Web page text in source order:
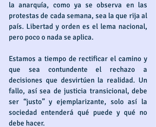
la anarquía, como ya se observa en las
protestas de cada semana, sea la que rija al
país. Libertad y orden es el lema nacional,
pero poco o nada se aplica.
Estamos a tiempo de rectificar el camino y
que sea contundente el rechazo a
decisiones que desvirtúen la realidad. Un
fallo, así sea de justicia transicional, debe
ser “justo” y ejemplarizante, solo así la
sociedad entenderá qué puede y qué no
debe hacer.